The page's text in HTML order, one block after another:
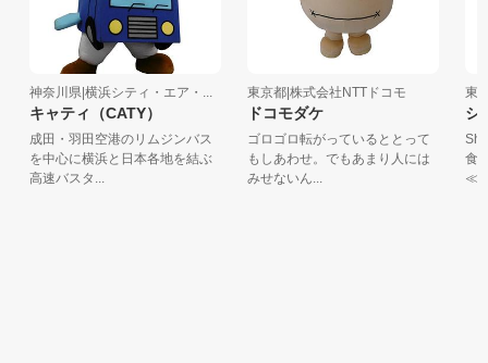
神奈川県|横浜シティ・エア・...
キャティ（CATY）
成田・羽田空港のリムジンバス
を中心に横浜と日本各地を結ぶ
高速バスタ...
東京都|株式会社NTTドコモ
ドコモダケ
ゴロゴロ転がっているととって
もしあわせ。でもあまり人には
みせないん...
東
シ
食
≪...